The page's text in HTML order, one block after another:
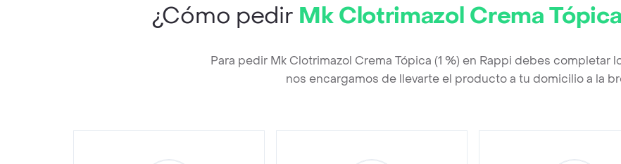
¿Cómo pedir Mk Clotrimazol Crema
Para pedir Mk Clotrimazol Crema Tópica (1 %) en Rappi debes completar
nos encargamos de llevarte el producto a tu domicilio a la